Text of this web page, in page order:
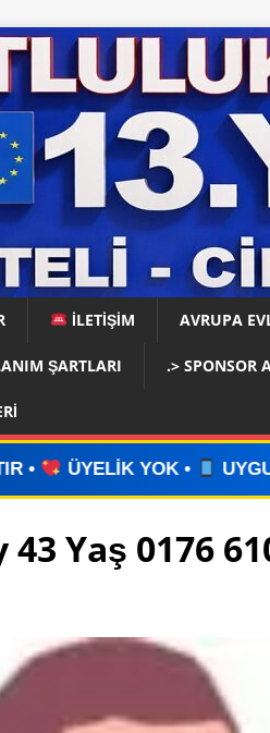
İLETİŞİM AVRUPA
ŞARTLARI .> SPONSOR
• UYGULAMA YOK •
Yaş 0176